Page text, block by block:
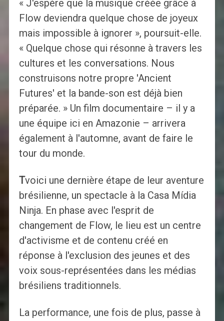
« J'espère que la musique créée grâce à
Flow deviendra quelque chose de joyeux
mais impossible à ignorer », poursuit-elle.
« Quelque chose qui résonne à travers les
cultures et les conversations. Nous
construisons notre propre 'Ancient
Futures' et la bande-son est déjà bien
préparée. » Un film documentaire – il y a
une équipe ici en Amazonie – arrivera
également à l'automne, avant de faire le
tour du monde.
Tvoici une dernière étape de leur aventure
brésilienne, un spectacle à la Casa Mídia
Ninja. En phase avec l'esprit de
changement de Flow, le lieu est un centre
d'activisme et de contenu créé en
réponse à l'exclusion des jeunes et des
voix sous-représentées dans les médias
brésiliens traditionnels.
La performance, une fois de plus, passe à